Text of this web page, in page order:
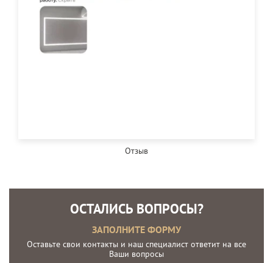
Отзыв
ОСТАЛИСЬ ВОПРОСЫ?
ЗАПОЛНИТЕ ФОРМУ
Оставьте свои контакты и наш специалист ответит на все
Ваши вопросы